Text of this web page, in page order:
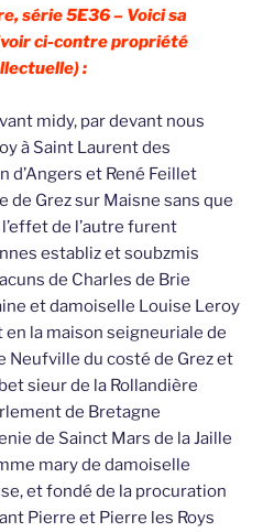
série 5E36 – Voici sa
ci-contre propriété
:
midy, par devant nous
à Saint Laurent des
d’Angers et René Feillet
de Grez sur Maisne sans que
de l’autre furent
establiz et soubzmis
de Charles de Brie
et damoiselle Louise Leroy
la maison seigneuriale de
Neufville du costé de Grez et
sieur de la Rollandière
de Bretagne
de Sainct Mars de la Jaille
mary de damoiselle
et fondé de la procuration
Pierre et Pierre les Roys